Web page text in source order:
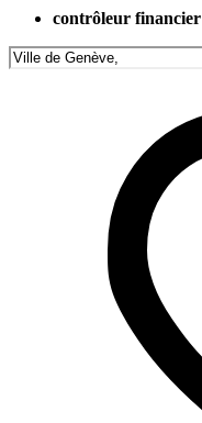
contrôleur financier